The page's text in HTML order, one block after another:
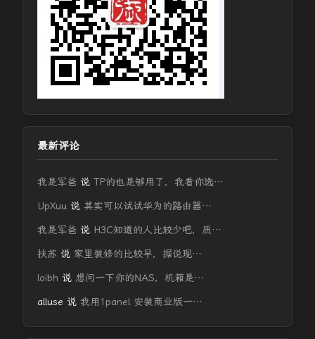
最新评论
我是军爸 说 TP的也是够用了，我看你选…
UpXuu 说 其实可以试试华为的路由器…
我是军爸 说 H3C知道的人比较少吧，质…
扶苏 说 家里装修的比较早，据说现…
loibh 说 想问一下你的NAS，机箱是…
alluse 说 我用1panel 安装商业版一…